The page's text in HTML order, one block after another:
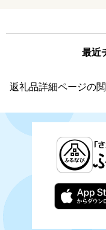
最近
返礼品詳細ページの